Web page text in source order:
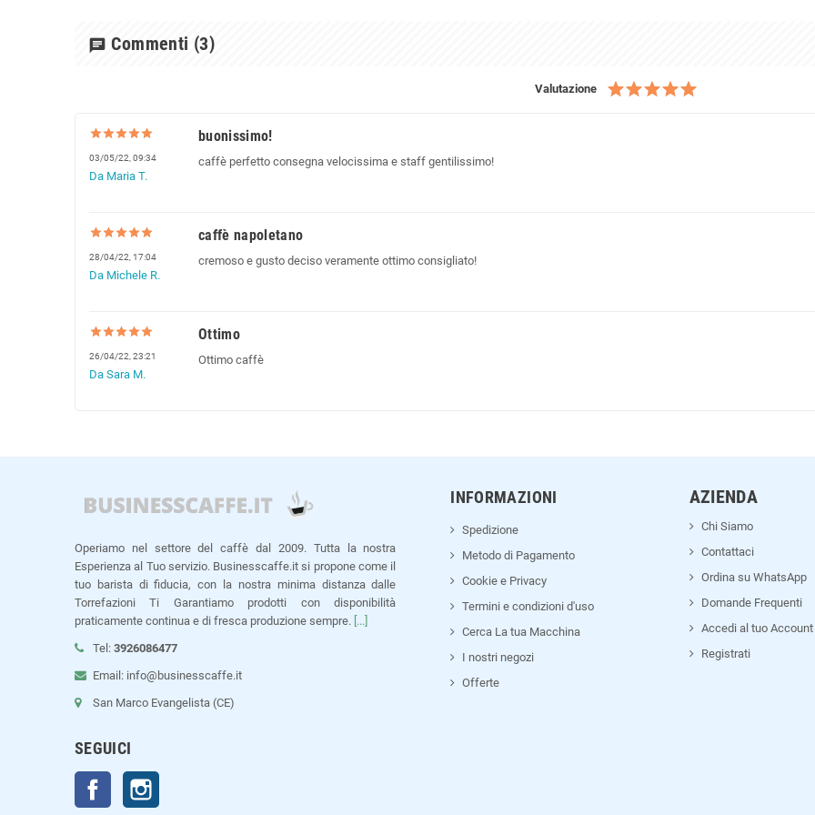
chat Commenti (3)
Valutazione
03/05/22, 09:34
Da Maria T.
buonissimo!
caffè perfetto consegna velocissima e staff gentilissimo!
28/04/22, 17:04
Da Michele R.
caffè napoletano
cremoso e gusto deciso veramente ottimo consigliato!
26/04/22, 23:21
Da Sara M.
Ottimo
Ottimo caffè
Operiamo nel settore del caffè dal 2009. Tutta la nostra
Esperienza al Tuo servizio. Businesscaffe.it si propone come il
tuo barista di fiducia, con la nostra minima distanza dalle
Torrefazioni Ti Garantiamo prodotti con disponibilità
praticamente continua e di fresca produzione sempre. [...]
Tel: 3926086477
Email: info@businesscaffe.it
San Marco Evangelista (CE)
SEGUICI
Facebook
INFORMAZIONI
Spedizione
Metodo di Pagamento
Cookie e Privacy
Termini e condizioni d'uso
Cerca La tua Macchina
I nostri negozi
Offerte
AZIENDA
Chi Siamo
Contattaci
Ordina su WhatsApp
Domande Frequenti
Accedi al tuo Account
Registrati